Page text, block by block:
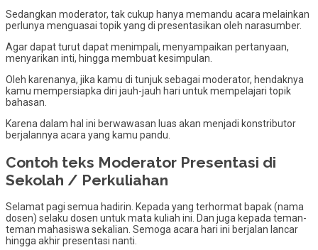
Sedangkan moderator, tak cukup hanya memandu acara melainkan
perlunya menguasai topik yang di presentasikan oleh narasumber.
Agar dapat turut dapat menimpali, menyampaikan pertanyaan,
menyarikan inti, hingga membuat kesimpulan.
Oleh karenanya, jika kamu di tunjuk sebagai moderator, hendaknya
kamu mempersiapka diri jauh-jauh hari untuk mempelajari topik
bahasan.
Karena dalam hal ini berwawasan luas akan menjadi konstributor
berjalannya acara yang kamu pandu.
Contoh teks Moderator Presentasi di
Sekolah / Perkuliahan
Selamat pagi semua hadirin. Kepada yang terhormat bapak (nama
dosen) selaku dosen untuk mata kuliah ini. Dan juga kepada teman-
teman mahasiswa sekalian. Semoga acara hari ini berjalan lancar
hingga akhir presentasi nanti.